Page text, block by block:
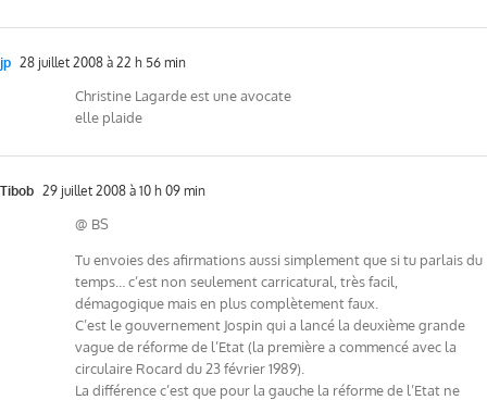
jp 28 juillet 2008 à 22 h 56 min
Christine Lagarde est une avocate
elle plaide
Tibob 29 juillet 2008 à 10 h 09 min
@ BS
Tu envoies des afirmations aussi simplement que si tu parlais du
temps… c’est non seulement carricatural, très facil,
démagogique mais en plus complètement faux.
C’est le gouvernement Jospin qui a lancé la deuxième grande
vague de réforme de l’Etat (la première a commencé avec la
circulaire Rocard du 23 février 1989).
La différence c’est que pour la gauche la réforme de l’Etat ne